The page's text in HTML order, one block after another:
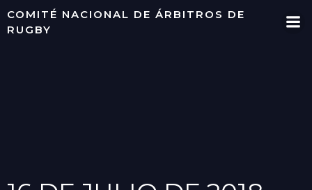
Saltar
COMITÉ NACIONAL DE ÁRBITROS DE
RUGBY